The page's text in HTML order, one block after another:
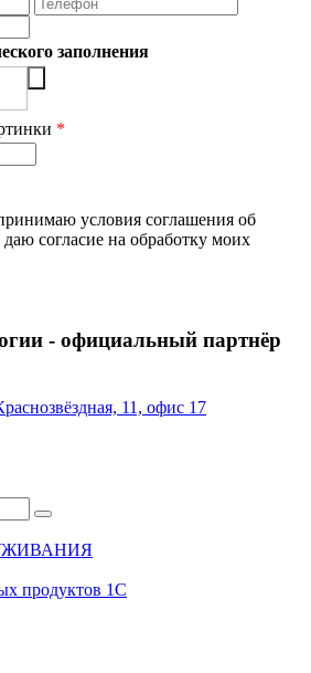
заполнения
*
условия соглашения об
согласие на обработку моих
- официальный партнёр
11, офис 17
продуктов 1С